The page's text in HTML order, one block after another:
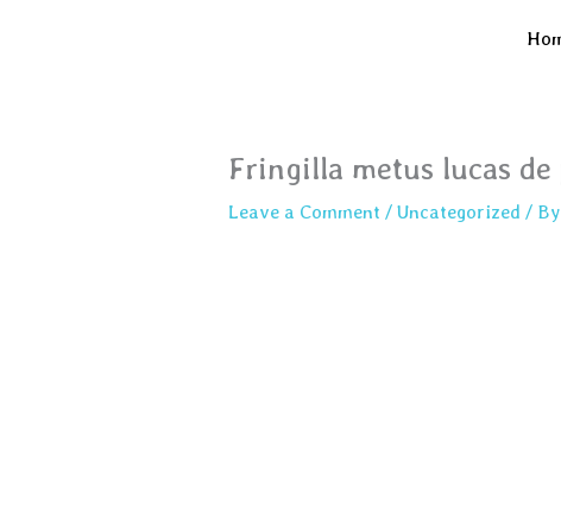
Fringilla metus lucas
Leave a Comment / Uncategorized / By